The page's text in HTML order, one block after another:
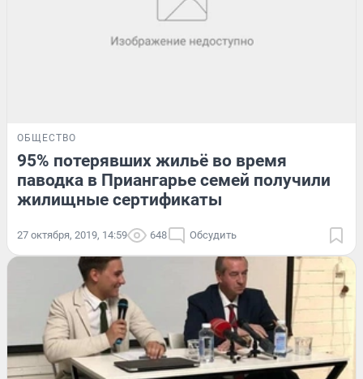
ОБЩЕСТВО
95% потерявших жильё во время
паводка в Приангарье семей получили
жилищные сертификаты
27 октября, 2019, 14:59 648 Обсудить